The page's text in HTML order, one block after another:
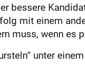
bessere
mit einem
muss, wenn es
unter